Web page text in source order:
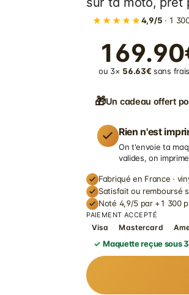
★★★★★4,9/5 · 1
ou 3× 56.63€ sans
🎁Un cadeau offert
Rien n'est
On t'envoie ta
valides, on
Fabriqué en France ·
Satisfait ou remboursé
Noté 4,9/5 par +1 300
PAIEMENT ACCEPTÉ
Visa Mastercard
Maquette reçue sous